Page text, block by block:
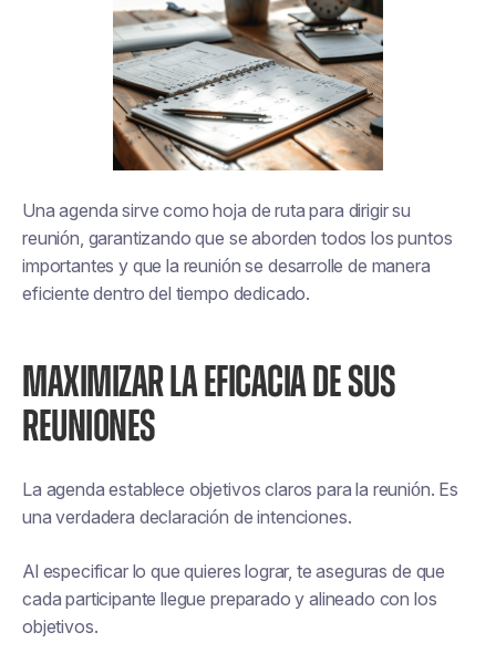
Una agenda sirve como hoja de ruta para dirigir su
reunión, garantizando que se aborden todos los puntos
importantes y que la reunión se desarrolle de manera
eficiente dentro del tiempo dedicado.
MAXIMIZAR LA EFICACIA DE SUS
REUNIONES
La agenda establece objetivos claros para la reunión. Es
una verdadera declaración de intenciones.
Al especificar lo que quieres lograr, te aseguras de que
cada participante llegue preparado y alineado con los
objetivos.